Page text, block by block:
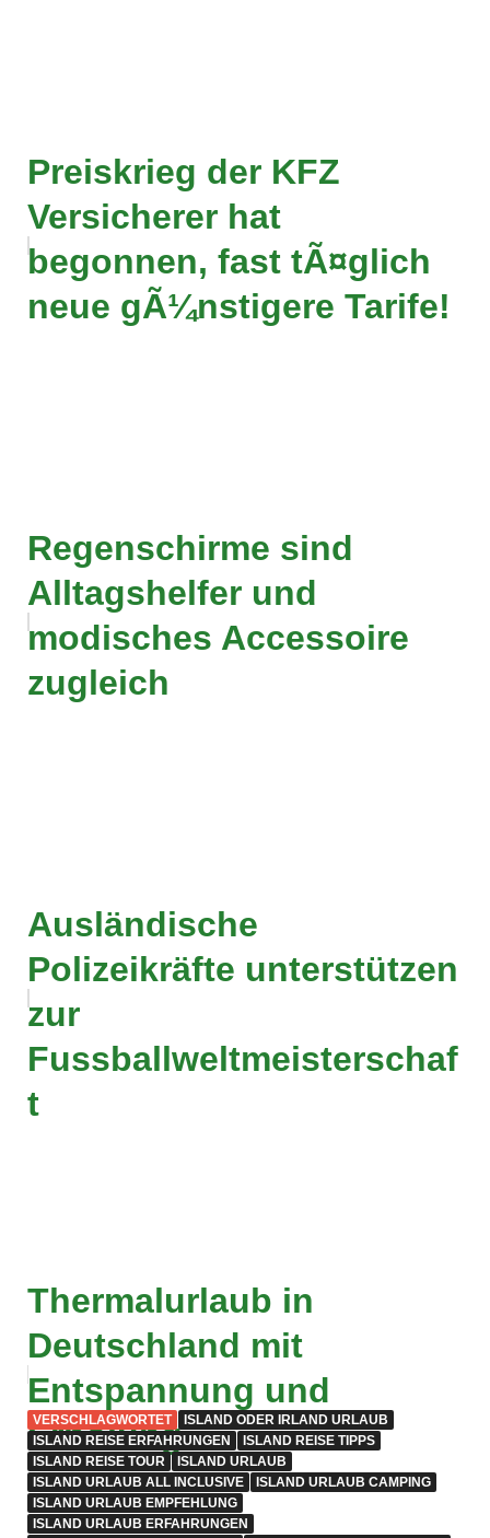
Preiskrieg der KFZ
Versicherer hat
begonnen, fast tÃ¤glich
neue gÃ¼nstigere Tarife!
Regenschirme sind
Alltagshelfer und
modisches Accessoire
zugleich
Ausländische
Polizeikräfte unterstützen
zur
Fussballweltmeisterschaf
t
Thermalurlaub in
Deutschland mit
Entspannung und
Erholung
VERSCHLAGWORTET
ISLAND ODER IRLAND URLAUB
ISLAND REISE ERFAHRUNGEN
ISLAND REISE TIPPS
ISLAND REISE TOUR
ISLAND URLAUB
ISLAND URLAUB ALL INCLUSIVE
ISLAND URLAUB CAMPING
ISLAND URLAUB EMPFEHLUNG
ISLAND URLAUB ERFAHRUNGEN